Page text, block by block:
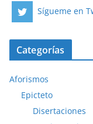
Sígueme en
Categorías
Aforismos
Epicteto
Disertaciones